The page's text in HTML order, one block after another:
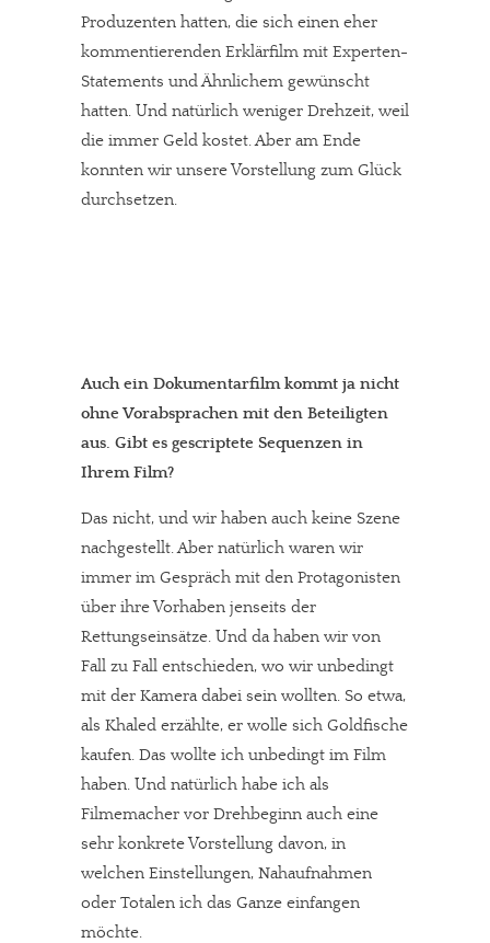
Produzenten hatten, die sich einen eher
kommentierenden Erklärfilm mit Experten-
Statements und Ähnlichem gewünscht
hatten. Und natürlich weniger Drehzeit, weil
die immer Geld kostet. Aber am Ende
konnten wir unsere Vorstellung zum Glück
durchsetzen.
Auch ein Dokumentarfilm kommt ja nicht
ohne Vorabsprachen mit den Beteiligten
aus. Gibt es gescriptete Sequenzen in
Ihrem Film?
Das nicht, und wir haben auch keine Szene
nachgestellt. Aber natürlich waren wir
immer im Gespräch mit den Protagonisten
über ihre Vorhaben jenseits der
Rettungseinsätze. Und da haben wir von
Fall zu Fall entschieden, wo wir unbedingt
mit der Kamera dabei sein wollten. So etwa,
als Khaled erzählte, er wolle sich Goldfische
kaufen. Das wollte ich unbedingt im Film
haben. Und natürlich habe ich als
Filmemacher vor Drehbeginn auch eine
sehr konkrete Vorstellung davon, in
welchen Einstellungen, Nahaufnahmen
oder Totalen ich das Ganze einfangen
möchte.